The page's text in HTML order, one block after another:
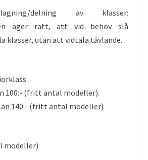
delning av klasser:
äger rätt, att vid behov slå
klasser, utan att vidtala tävlande.
100:- (fritt antal modeller).
140:- (fritt antal modeller)
modeller)